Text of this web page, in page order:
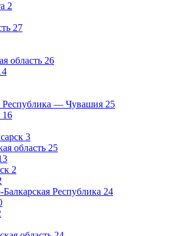
2
27
область 26
Республика — Чувашия 25
16
3
область 25
2
Республика 24